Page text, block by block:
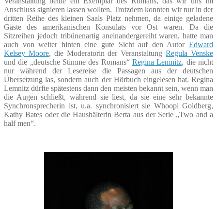
Anschluss signieren lassen wollten. Trotzdem konnten wir nur in der
dritten Reihe des kleinen Saals Platz nehmen, da einige geladene
Gäste des amerikanischen Konsulats vor Ost waren. Da die
Sitzreihen jedoch tribünenartig aneinandergereiht waren, hatte man
auch von weiter hinten eine gute Sicht auf den Autor Edward
Kelsey Moore, die Moderatorin der VeranstaltungRegula Venske
und die „deutsche Stimme des Romans“ Regina Lemnitz, die nicht
nur während der Lesereise die Passagen aus der deutschen
Übersetzung las, sondern auch der Hörbuch eingelesen hat. Regina
Lemnitz dürfte spätestens dann den meisten bekannt sein, wenn man
die Augen schließt, während sie liest, da sie eine sehr bekannte
Synchronsprecherin ist, u.a. synchronisiert sie Whoopi Goldberg,
Kathy Bates oder die Haushälterin Berta aus der Serie „Two and a
half men“.